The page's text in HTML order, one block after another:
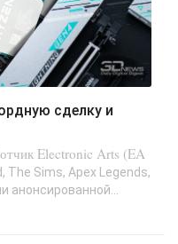
Electronic Arts (EA
The Sims, Apex Legends,